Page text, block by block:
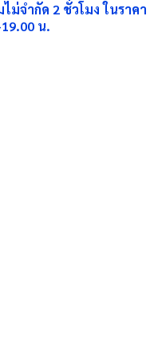
ไม่จำกัด 2 ชั่วโมง ในราคา
น.